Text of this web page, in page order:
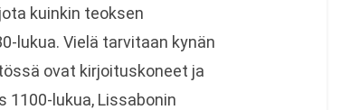
kuinkin teoksen
lukua. Vielä tarvitaan kynän
ovat kirjoituskoneet ja
1100-lukua, Lissabonin